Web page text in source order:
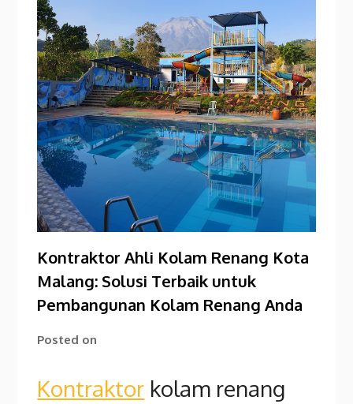
Kontraktor Ahli Kolam Renang Kota
Malang: Solusi Terbaik untuk
Pembangunan Kolam Renang Anda
Posted on
Kontraktor kolam renang